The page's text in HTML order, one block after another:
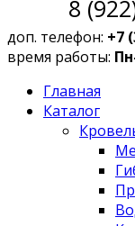
8
доп. телефон: +7
время работы:
Главная
Каталог